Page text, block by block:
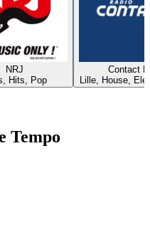
NRJ
Hits, Pop
Contact
Lille, House,
Tempo